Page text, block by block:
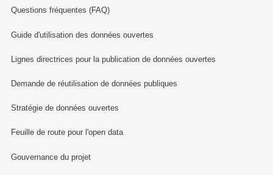
Questions fréquentes (FAQ)
Guide d'utilisation des données ouvertes
Lignes directrices pour la publication de données ouvertes
Demande de réutilisation de données publiques
Stratégie de données ouvertes
Feuille de route pour l'open data
Gouvernance du projet